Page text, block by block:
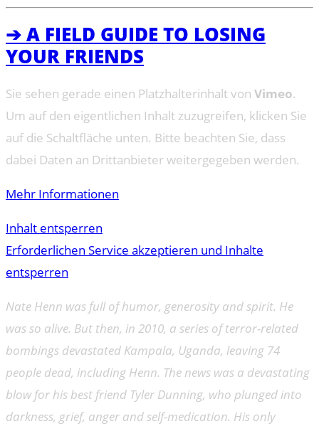
➔ A FIELD GUIDE TO LOSING
YOUR FRIENDS
Sie sehen gerade einen Platzhalterinhalt von Vimeo.
Um auf den eigentlichen Inhalt zuzugreifen, klicken Sie
auf die Schaltfläche unten. Bitte beachten Sie, dass
dabei Daten an Drittanbieter weitergegeben werden.
Mehr Informationen
Inhalt entsperren
Erforderlichen Service akzeptieren und Inhalte
entsperren
Nate Henn was full of humor, generosity and spirit. He
was so alive. But then, in 2010, a series of terror-related
bombings devastated Kampala, Uganda, leaving 74
people dead, including Henn. The news was a devastating
blow for his best friend Tyler Dunning, who plunged into
darkness, grief, anger and self-medication. His only